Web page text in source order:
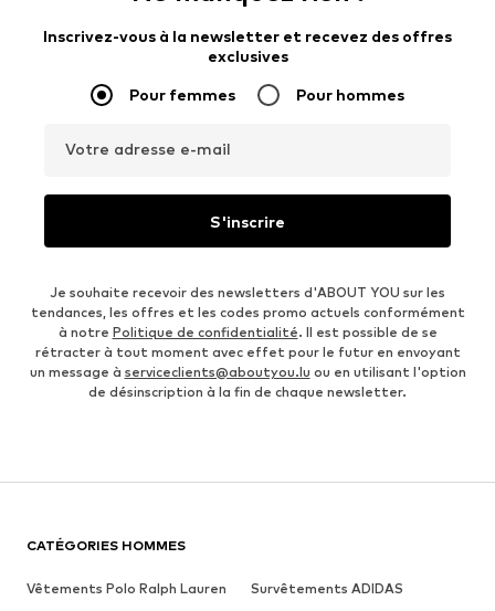
Inscrivez-vous à la newsletter et recevez des offres
exclusives
Pour femmes Pour hommes
Votre adresse e-mail
S'inscrire
Je souhaite recevoir des newsletters d'ABOUT YOU sur les
tendances, les offres et les codes promo actuels conformément
à notre Politique de confidentialité. Il est possible de se
rétracter à tout moment avec effet pour le futur en envoyant
un message à serviceclients@aboutyou.lu ou en utilisant l'option
de désinscription à la fin de chaque newsletter.
CATÉGORIES HOMMES
Vêtements Polo Ralph Lauren
Survêtements ADIDAS